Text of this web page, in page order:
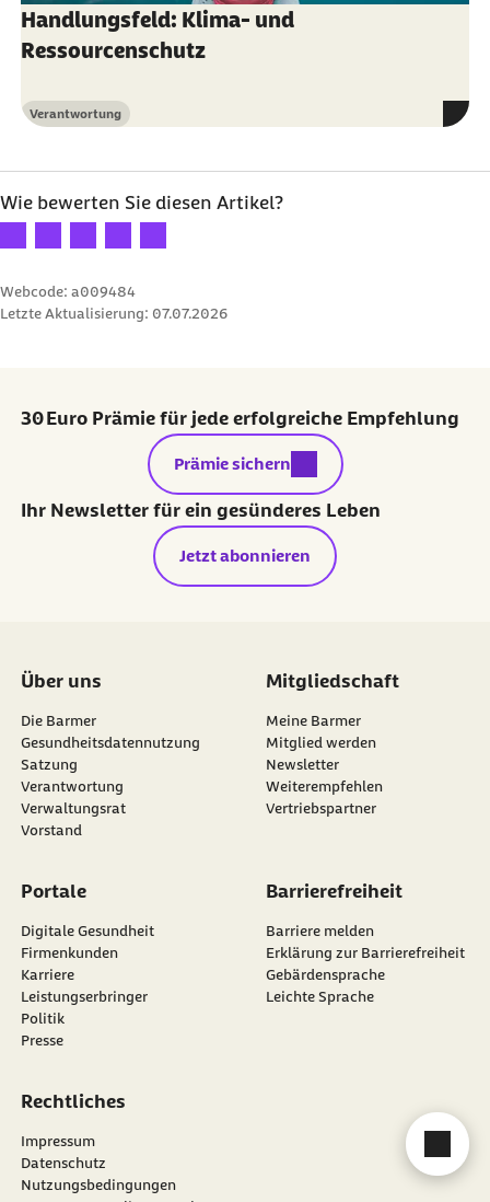
Handlungsfeld: Klima- und
Ressourcenschutz
Kategorie
Verantwortung
Wie bewerten Sie diesen Artikel?
Webcode: a009484
Letzte Aktualisierung: 07.07.2026
30 Euro Prämie für jede erfolgreiche Empfehlung
externer Link:
Prämie sichern
Ihr Newsletter für ein gesünderes Leben
Jetzt abonnieren
Über uns
Die Barmer
Gesundheitsdatennutzung
Satzung
Verantwortung
Verwaltungsrat
Vorstand
Mitgliedschaft
Meine Barmer
Mitglied werden
Newsletter
externer Link:
Weiterempfehlen
Vertriebspartner
Portale
Digitale Gesundheit
Firmenkunden
Karriere
Leistungserbringer
Politik
Presse
Barrierefreiheit
Barriere melden
Erklärung zur Barrierefreiheit
Gebärdensprache
Leichte Sprache
Rechtliches
Impressum
Datenschutz
Nutzungsbedingungen